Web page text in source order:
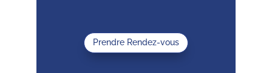
Prendre Rendez-vous